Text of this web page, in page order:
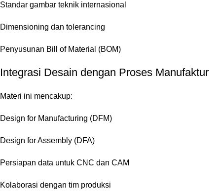
Standar gambar teknik internasional
Dimensioning dan tolerancing
Penyusunan Bill of Material (BOM)
Integrasi Desain dengan Proses Manufaktur
Materi ini mencakup:
Design for Manufacturing (DFM)
Design for Assembly (DFA)
Persiapan data untuk CNC dan CAM
Kolaborasi dengan tim produksi